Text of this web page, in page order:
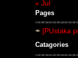
« Jul
Pages
[PUstaka
Catagories